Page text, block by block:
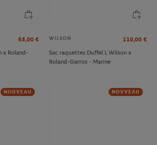
65,00 €
x Roland-
WILSON 110,00 €
Sac raquettes Duffel L Wilson x
Roland-Garros - Marine
NOUVEAU NOUVEAU